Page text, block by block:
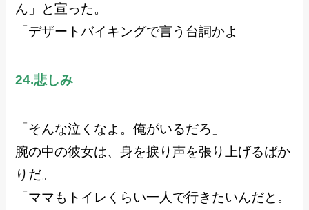
ん」と宣った。
「デザートバイキングで言う台詞かよ」
24.悲しみ
「そんな泣くなよ。俺がいるだろ」
腕の中の彼女は、身を捩り声を張り上げるばか
りだ。
「ママもトイレくらい一人で行きたいんだと。